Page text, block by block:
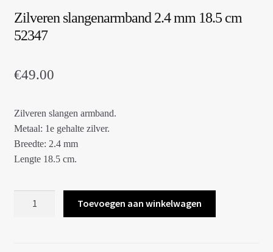
Zilveren slangenarmband 2.4 mm 18.5 cm
52347
€49.00
Zilveren slangen armband.
Metaal: 1e gehalte zilver.
Breedte: 2.4 mm
Lengte 18.5 cm.
Toevoegen aan winkelwagen